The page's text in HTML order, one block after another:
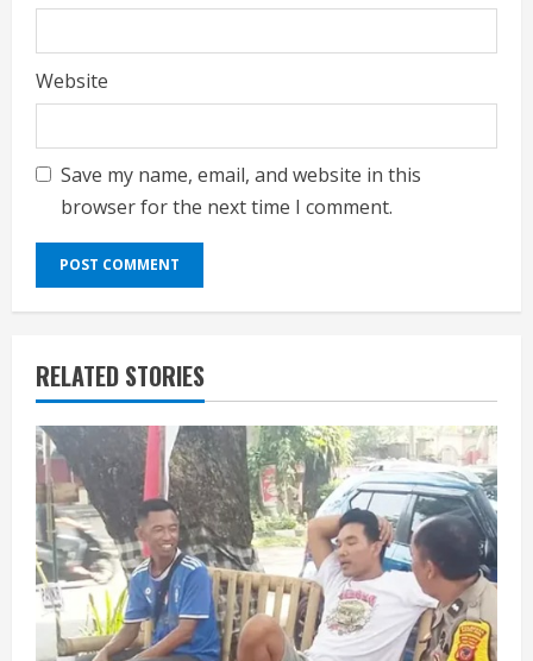
Website
Save my name, email, and website in this
browser for the next time I comment.
RELATED STORIES